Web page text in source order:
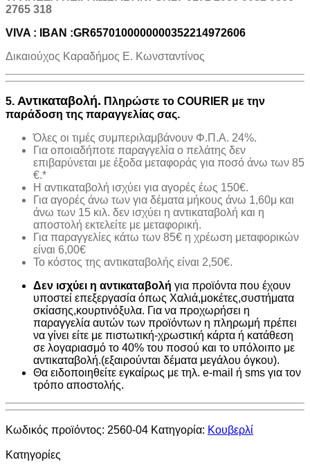
2765 318
VIVA : IBAN :GR6570100000000352214972606
Δικαιούχος Καραδήμος Ε. Κωνσταντίνος
5. Αντικαταβολή. Πληρώστε το COURIER με την
παράδοση της παραγγελίας σας.
Όλες οι τιμές συμπεριλαμβάνουν Φ.Π.Α. 24%.
Για οποιαδήποτε παραγγελία ο πελάτης δεν
επιβαρύνεται με έξοδα μεταφοράς για ποσό άνω των 85
€.*
H αντικαταβολή ισχύει για αγορές έως 150€.
Για αγορές άνω των για δέματα μήκους άνω 1,60μ και
άνω των 15 κιλ. δεν ισχύει η αντικαταβολή και η
αποστολή εκτελείτε με μεταφορική.
Για παραγγελίες κάτω των 85€ η χρέωση μεταφορικών
είναι 6,00€
Το κόστος της αντικαταβολής είναι 2,50€.
Δεν ισχύει η αντικαταβολή για προϊόντα που έχουν
υποστεί επεξεργασία όπως Χαλιά,μοκέτες,συστήματα
σκίασης,κουρτινόξυλα. Για να προχωρήσει η
παραγγελία αυτών των προϊόντων η πληρωμή πρέπει
να γίνει είτε με πιστωτική-χρωστική κάρτα ή κατάθεση
σε λογαριασμό το 40% του ποσού και το υπόλοιπο με
αντικαταβολή.(εξαιρούνται δέματα μεγάλου όγκου).
Θα ειδοποιηθείτε εγκαίρως με τηλ. e-mail ή sms για τον
τρόπο αποστολής.
Κωδικός προϊόντος: 2560-04 Κατηγορία: Κουβερλί
Κατηγορίες